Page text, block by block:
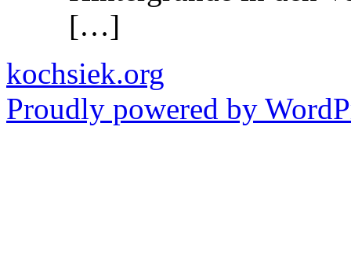
[…]
kochsiek.org
Proudly powered by